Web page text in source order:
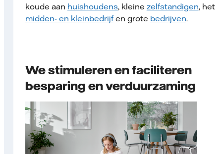
koude aan huishoudens, kleine zelfstandigen, het
midden- en kleinbedrijfen grote bedrijven.
We stimuleren en faciliteren
besparing en verduurzaming